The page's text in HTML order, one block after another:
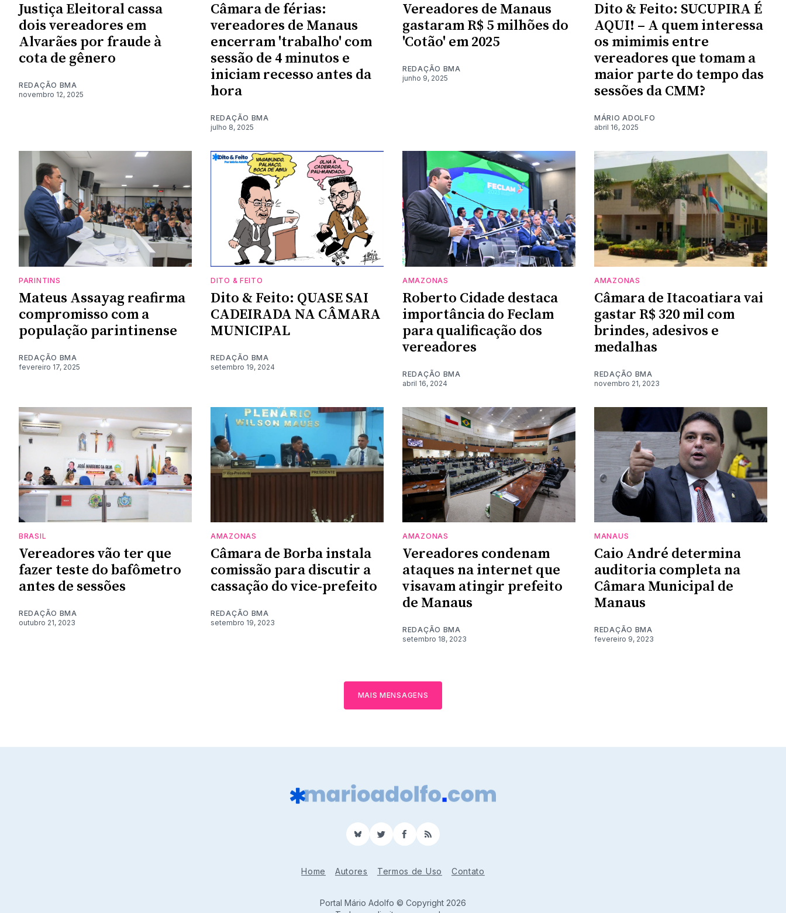
Justiça Eleitoral cassa
dois vereadores em
Alvarães por fraude à
cota de gênero
REDAÇÃO BMA
novembro 12, 2025
Câmara de férias:
vereadores de Manaus
encerram 'trabalho' com
sessão de 4 minutos e
iniciam recesso antes da
hora
REDAÇÃO BMA
julho 8, 2025
Vereadores de Manaus
gastaram R$ 5 milhões do
'Cotão' em 2025
REDAÇÃO BMA
junho 9, 2025
Dito & Feito: SUCUPIRA É
AQUI! – A quem interessa
os mimimis entre
vereadores que tomam a
maior parte do tempo das
sessões da CMM?
MÁRIO ADOLFO
abril 16, 2025
PARINTINS
Mateus Assayag reafirma
compromisso com a
população parintinense
REDAÇÃO BMA
fevereiro 17, 2025
DITO & FEITO
Dito & Feito: QUASE SAI
CADEIRADA NA CÂMARA
MUNICIPAL
REDAÇÃO BMA
setembro 19, 2024
AMAZONAS
Roberto Cidade destaca
importância do Feclam
para qualificação dos
vereadores
REDAÇÃO BMA
abril 16, 2024
AMAZONAS
Câmara de Itacoatiara vai
gastar R$ 320 mil com
brindes, adesivos e
medalhas
REDAÇÃO BMA
novembro 21, 2023
BRASIL
Vereadores vão ter que
fazer teste do bafômetro
antes de sessões
REDAÇÃO BMA
outubro 21, 2023
AMAZONAS
Câmara de Borba instala
comissão para discutir a
cassação do vice-prefeito
REDAÇÃO BMA
setembro 19, 2023
AMAZONAS
Vereadores condenam
ataques na internet que
visavam atingir prefeito
de Manaus
REDAÇÃO BMA
setembro 18, 2023
MANAUS
Caio André determina
auditoria completa na
Câmara Municipal de
Manaus
REDAÇÃO BMA
fevereiro 9, 2023
MAIS MENSAGENS
BlueSkyTwitterFacebook
RSS
Home Autores Termos de Uso Contato
Portal Mário Adolfo © Copyright 2026